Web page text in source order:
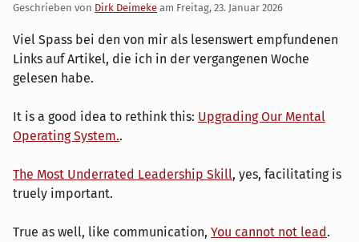
Geschrieben von Dirk Deimeke am Freitag, 23. Januar 2026
Viel Spass bei den von mir als lesenswert empfundenen
Links auf Artikel, die ich in der vergangenen Woche
gelesen habe.
It is a good idea to rethink this: Upgrading Our Mental
Operating System..
The Most Underrated Leadership Skill, yes, facilitating is
truely important.
True as well, like communication, You cannot not lead.